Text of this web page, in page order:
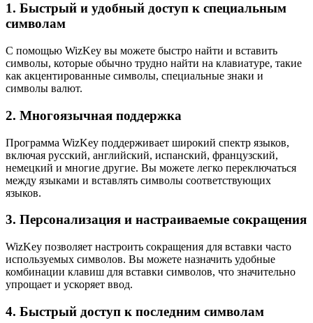
1. Быстрый и удобный доступ к специальным
символам
С помощью WizKey вы можете быстро найти и вставить
символы, которые обычно трудно найти на клавиатуре, такие
как акцентированные символы, специальные знаки и
символы валют.
2. Многоязычная поддержка
Программа WizKey поддерживает широкий спектр языков,
включая русский, английский, испанский, французский,
немецкий и многие другие. Вы можете легко переключаться
между языками и вставлять символы соответствующих
языков.
3. Персонализация и настраиваемые сокращения
WizKey позволяет настроить сокращения для вставки часто
используемых символов. Вы можете назначить удобные
комбинации клавиш для вставки символов, что значительно
упрощает и ускоряет ввод.
4. Быстрый доступ к последним символам